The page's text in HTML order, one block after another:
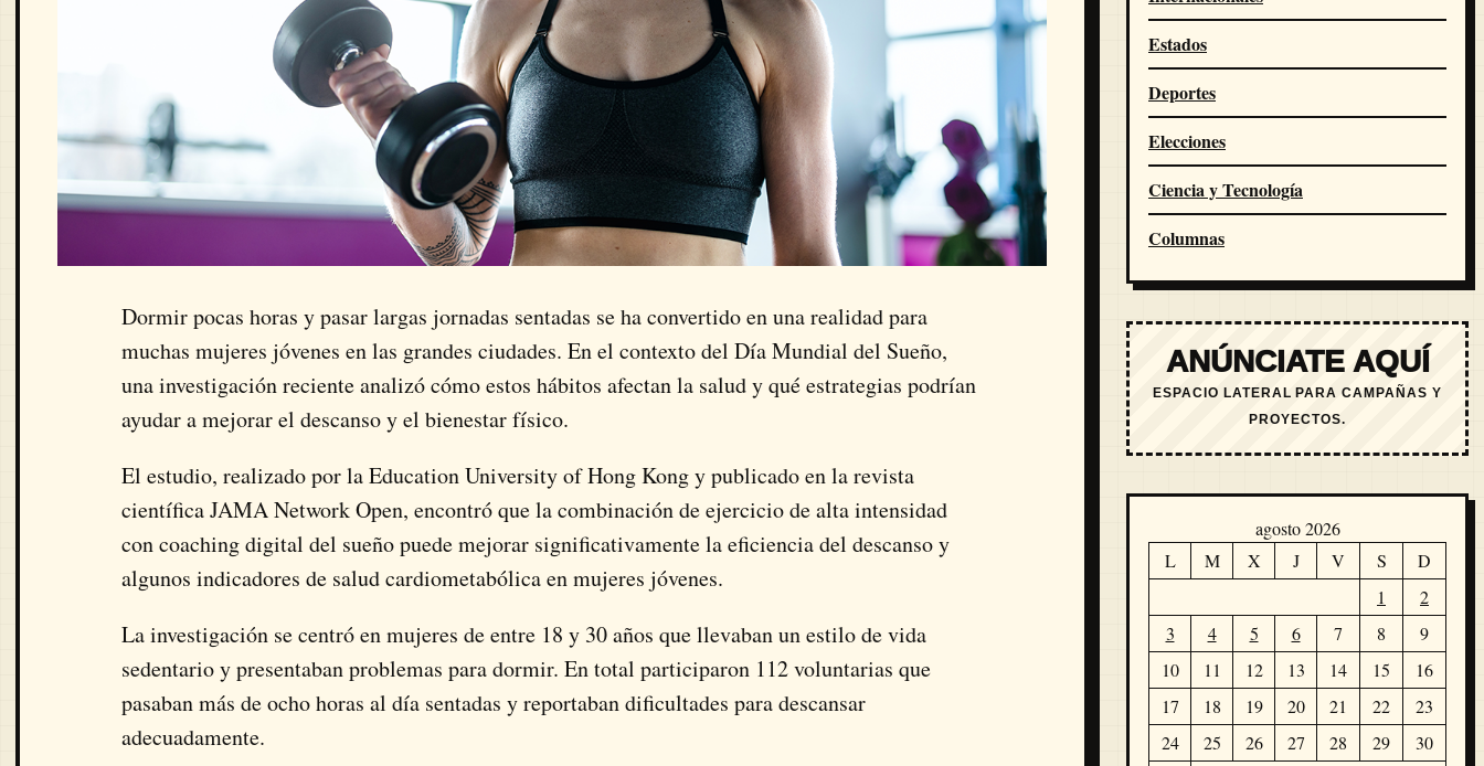
Dormir pocas horas y pasar largas jornadas sentadas se ha convertido en una realidad para
muchas mujeres jóvenes en las grandes ciudades. En el contexto del Día Mundial del Sueño,
una investigación reciente analizó cómo estos hábitos afectan la salud y qué estrategias podrían
ayudar a mejorar el descanso y el bienestar físico.
El estudio, realizado por laEducation University of Hong Kongy publicado en la revista
científicaJAMA Network Open, encontró que la combinación de ejercicio de alta intensidad
con coaching digital del sueño puede mejorar significativamente la eficiencia del descanso y
algunos indicadores de salud cardiometabólica en mujeres jóvenes.
La investigación se centró en mujeres de entre 18 y 30 años que llevaban un estilo de vida
sedentario y presentaban problemas para dormir. En total participaron 112 voluntarias que
pasaban más de ocho horas al día sentadas y reportaban dificultades para descansar
adecuadamente.
Estados
Deportes
Elecciones
Ciencia y Tecnología
Columnas
ANÚNCIATE AQUÍ
ESPACIO LATERAL PARA CAMPAÑAS Y
PROYECTOS.
agosto 2026
L
M X J V S
D
1
2
3
4 5 6 7 8
9
10
11 12 13 14 15
16
17
18 19 20 21 22
23
24
25 26 27 28 29
30